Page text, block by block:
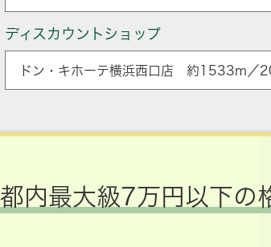
ディスカウントショップ
ドン・キホーテ横浜西口店 約1533m／
都内最大級7万円以下の